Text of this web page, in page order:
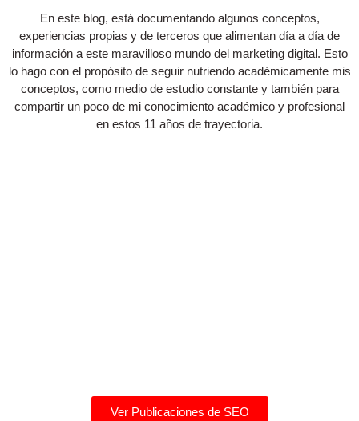
En este blog, está documentando algunos conceptos,
experiencias propias y de terceros que alimentan día a día de
información a este maravilloso mundo del marketing digital. Esto
lo hago con el propósito de seguir nutriendo académicamente mis
conceptos, como medio de estudio constante y también para
compartir un poco de mi conocimiento académico y profesional
en estos 11 años de trayectoria.
Ver Publicaciones de SEO